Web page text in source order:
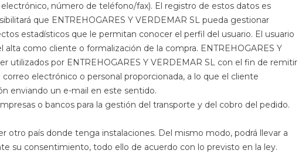
número de teléfono/fax). El registro de estos datos es
que ENTREHOGARES Y VERDEMAR SL pueda gestionar
estadísticos que le permitan conocer el perfil del usuario. El usuario
como cliente o formalización de la compra. ENTREHOGARES Y
utilizados por ENTREHOGARES Y VERDEMAR SL con el fin de remitir
electrónico o personal proporcionada, a lo que el cliente
enviando un e-mail en este sentido.
o bancos para la gestión del transporte y del cobro del pedido.
otro país donde tenga instalaciones. Del mismo modo, podrá llevar a
su consentimiento, todo ello de acuerdo con lo previsto en la ley.